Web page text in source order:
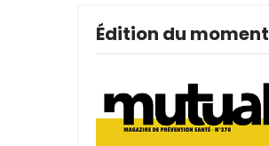
Édition du moment